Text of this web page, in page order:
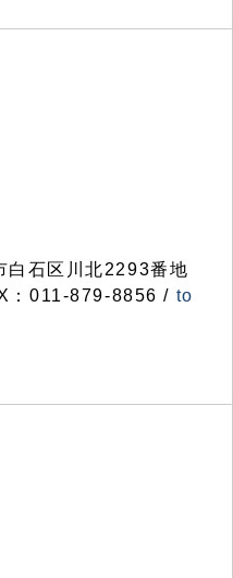
石区川北2293番地
：011-879-8856 / to